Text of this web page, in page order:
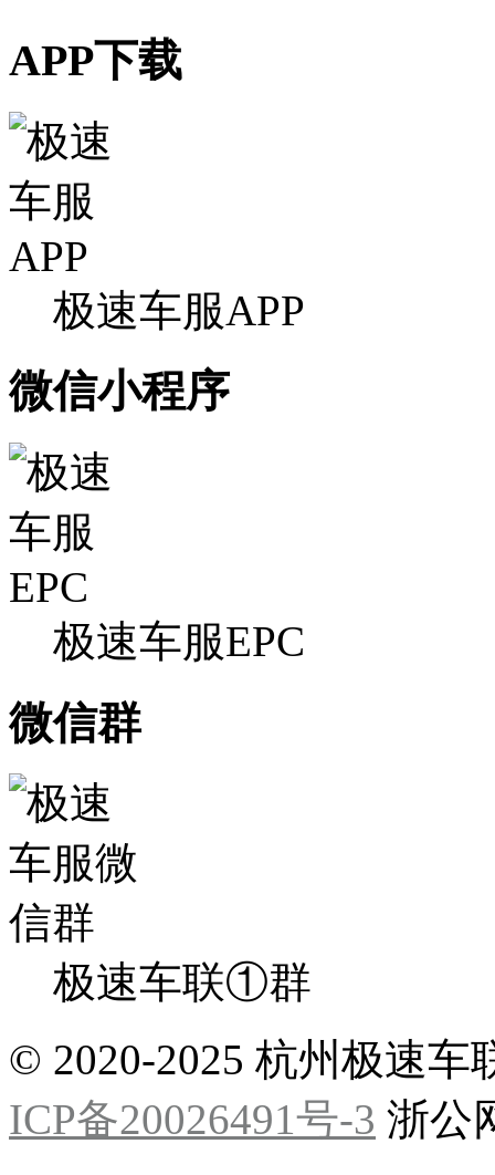
APP下载
极速车服APP
微信小程序
极速车服EPC
微信群
极速车联①群
© 2020-2025 杭州极速
ICP备20026491号-3 浙公